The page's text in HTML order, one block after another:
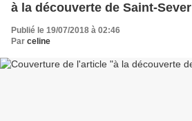
à la découverte de Saint-Sever
Publié le 19/07/2018 à 02:46
Par celine